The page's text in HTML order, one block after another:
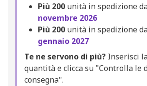
Più 200 unità in spedizione
novembre 2026
Più 200 unità in spedizione
gennaio 2027
Te ne servono di più? Inserisci
quantità e clicca su "Controlla le
consegna".